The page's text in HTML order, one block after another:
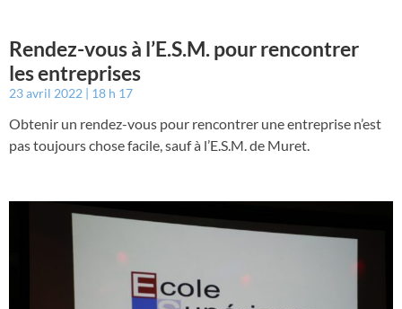
Rendez-vous à l’E.S.M. pour rencontrer
les entreprises
23 avril 2022 18 h 17
Obtenir un rendez-vous pour rencontrer une entreprise n’est
pas toujours chose facile, sauf à l’E.S.M. de Muret.